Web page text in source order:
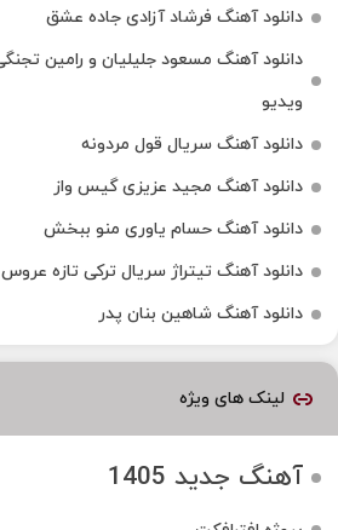
دانلود آهنگ فرشاد آزادی جاده عشق
ویدیو
دانلود آهنگ سریال قول مردونه
دانلود آهنگ مجید عزیزی گیس واز
دانلود آهنگ حسام یاوری منو ببخش
دانلود آهنگ تیتراژ سریال ترکی تازه عروس
دانلود آهنگ شاهین بنان پدر
لینک های ویژه
آهنگ جدید 1405